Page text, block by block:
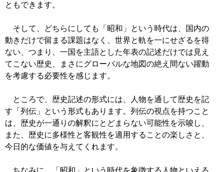
ともできます。
そして、どちらにしても「昭和」という時代は、国内の
動きだけで留まる課題はなく、世界と軌を一にせざるを得
ない、つまり、一国を主語とした年表の記述だけでは見え
てこない歴史、まさにグローバルな地図の絶え間ない躍動
を考慮する必要性を感じます。
ところで、歴史記述の形式には、人物を通して歴史を記
す「列伝」という形式もあります。列伝の視点を持つこと
は、歴史が一通りの解釈にとどまらない可能性を示唆し、
また、歴史に多様性と客観性を適用することの楽しさと、
今日的な価値を与えてくれます。